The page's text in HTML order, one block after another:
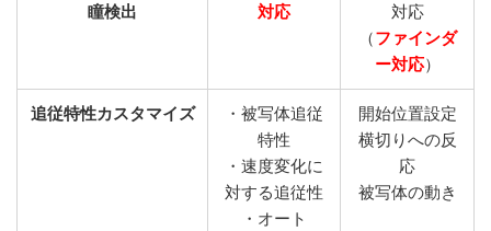
瞳検出 対応
対応
（ファインダ
ー対応）
追従特性カスタマイズ
・被写体追従
特性
・速度変化に
対する追従性
・オート
開始位置設定
横切りへの反
応
被写体の動き